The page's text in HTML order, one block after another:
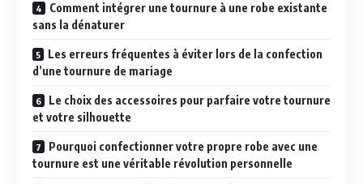
Comment intégrer une tournure à une robe existante
sans la dénaturer
Les erreurs fréquentes à éviter lors de la confection
d’une tournure de mariage
Le choix des accessoires pour parfaire votre tournure
et votre silhouette
Pourquoi confectionner votre propre robe avec une
tournure est une véritable révolution personnelle